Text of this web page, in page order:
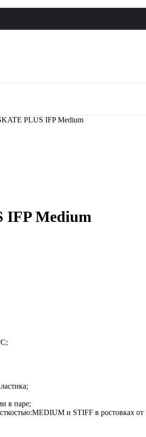
PLUS IFP Medium
IFP Medium
в паре;
и STIFF в ростовках